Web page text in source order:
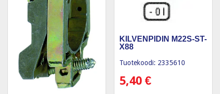
KILVENPIDIN M22S-ST-
X88
Tuotekoodi: 2335610
5,40€